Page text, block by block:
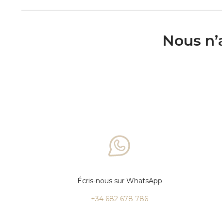
Nous
Écris-nous sur WhatsApp
+34 682 678 786